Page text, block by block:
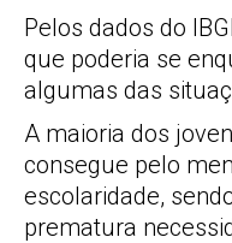
Pelos dados do
que poderia se
algumas das
A maioria dos
consegue pelo
escolaridade,
prematura